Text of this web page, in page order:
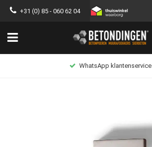
+31 (0) 85 - 060 62 04
WhatsApp klantenservice